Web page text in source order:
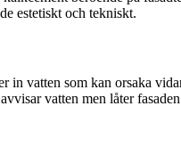
estetiskt och tekniskt.
in vatten som kan orsaka
vatten men låter